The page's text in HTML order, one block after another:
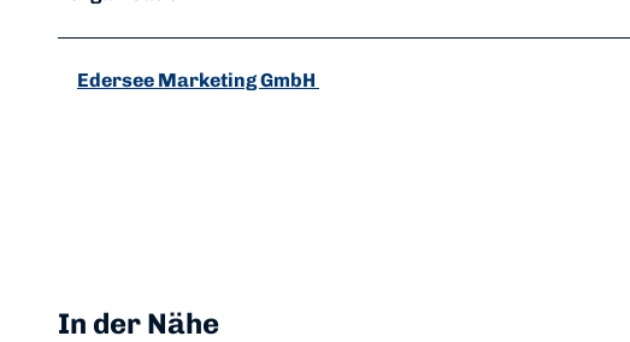
Edersee Marketing GmbH
In der Nähe